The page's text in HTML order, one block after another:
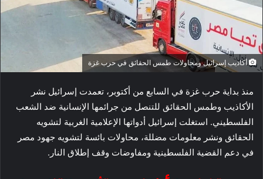
أكاذيب إسرائيل ومحاولات طمس الحقائق في حرب غزة
منذ بداية حرب غزة في السابع من أكتوبر، تعمدت إسرائيل نشر
الأكاذيب وطمس الحقائق للتنصل من جرائمها الإنسانية ضد الشعب
الفلسطيني. استغلت إسرائيل أدواتها الإعلامية الغربية لتشويه
الحقائق ونشر معلومات مضللة، محاولات بائسة لتشويه جهود مصر
في دعم القضية الفلسطينية ومفاوضات وقف إطلاق النار.